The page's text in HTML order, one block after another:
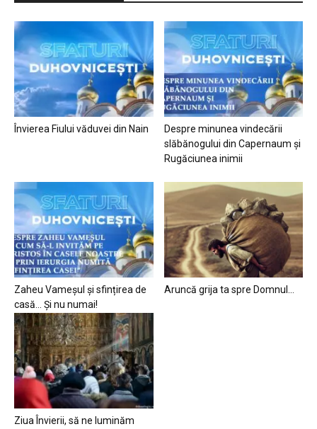
Învierea Fiului văduvei din Nain
Despre minunea vindecării
slăbănogului din Capernaum și
Rugăciunea inimii
Zaheu Vameșul și sfințirea de
casă… Și nu numai!
Aruncă grija ta spre Domnul…
Ziua Învierii, să ne luminăm